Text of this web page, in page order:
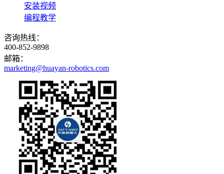
安装视频
编程教学
咨询热线：
400-852-9898
邮箱：
marketing@huayan-robotics.com